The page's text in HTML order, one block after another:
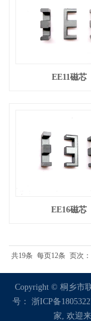
EE11磁芯
EE16磁芯
共19条 每页12条 页次
Copyright © 桐乡市
号： 浙ICP备
家, 欢迎